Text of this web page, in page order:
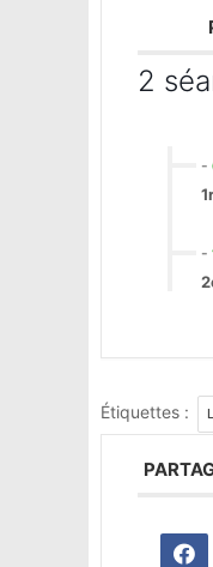
2
-
-
Étiquettes :